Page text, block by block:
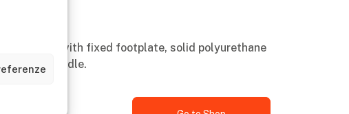
hand-truck with fixed footplate, solid polyurethane
carrying handle.